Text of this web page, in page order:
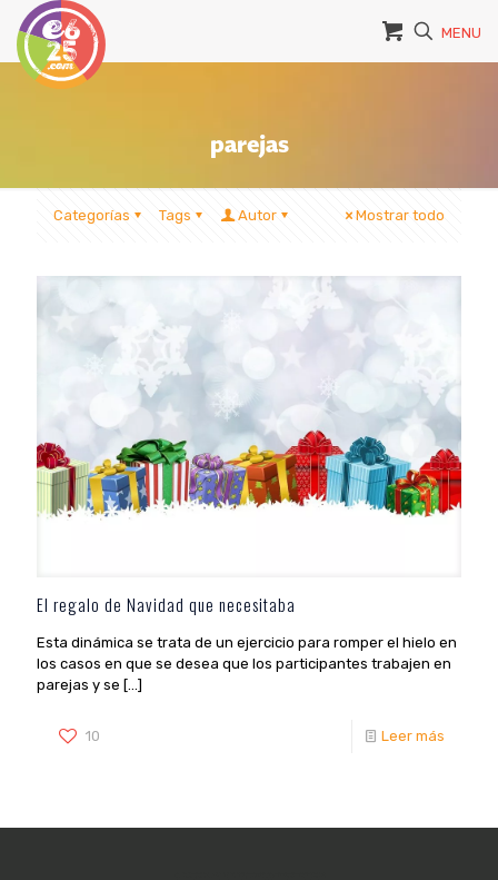
MENU
parejas
Categorías Tags Autor Mostrar todo
El regalo de Navidad que necesitaba
Esta dinámica se trata de un ejercicio para romper el hielo en
los casos en que se desea que los participantes trabajen en
parejas y se […]
10 Leer más